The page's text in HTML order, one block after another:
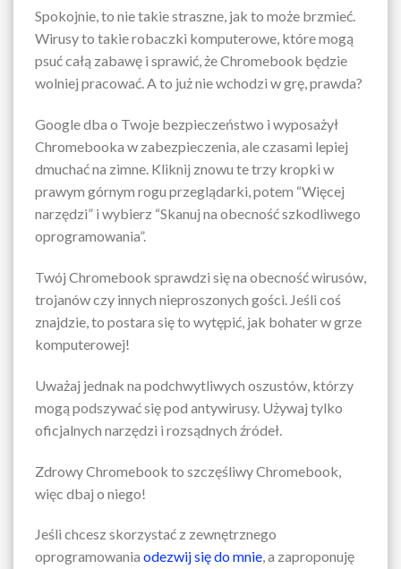
Spokojnie, to nie takie straszne, jak to może brzmieć.
Wirusy to takie robaczki komputerowe, które mogą
psuć całą zabawę i sprawić, że Chromebook będzie
wolniej pracować. A to już nie wchodzi w grę, prawda?
Google dba o Twoje bezpieczeństwo i wyposażył
Chromebooka w zabezpieczenia, ale czasami lepiej
dmuchać na zimne. Kliknij znowu te trzy kropki w
prawym górnym rogu przeglądarki, potem “Więcej
narzędzi” i wybierz “Skanuj na obecność szkodliwego
oprogramowania”.
Twój Chromebook sprawdzi się na obecność wirusów,
trojanów czy innych nieproszonych gości. Jeśli coś
znajdzie, to postara się to wytępić, jak bohater w grze
komputerowej!
Uważaj jednak na podchwytliwych oszustów, którzy
mogą podszywać się pod antywirusy. Używaj tylko
oficjalnych narzędzi i rozsądnych źródeł.
Zdrowy Chromebook to szczęśliwy Chromebook,
więc dbaj o niego!
Jeśli chcesz skorzystać z zewnętrznego
oprogramowania odezwij się do mnie, a zaproponuję